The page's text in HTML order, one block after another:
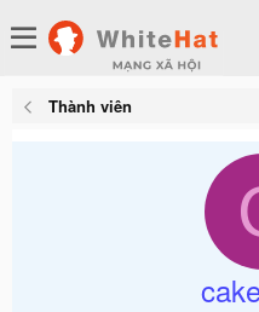
Thành viên